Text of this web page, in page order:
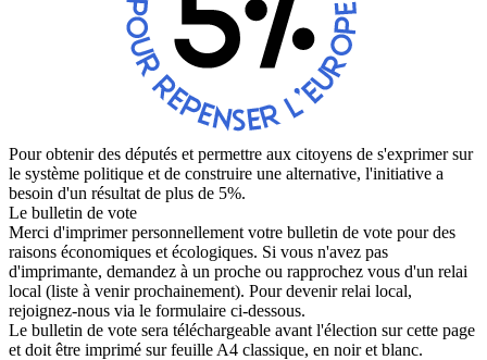
Pour obtenir des députés et permettre aux citoyens de s'exprimer sur
le système politique et de construire une alternative, l'initiative a
besoin d'un résultat de plus de 5%.
Le bulletin de vote
Merci d'imprimer personnellement votre bulletin de vote pour des
raisons économiques et écologiques. Si vous n'avez pas
d'imprimante, demandez à un proche ou rapprochez vous d'un relai
local (liste à venir prochainement). Pour devenir relai local,
rejoignez-nous via le formulaire ci-dessous.
Le bulletin de vote sera téléchargeable avant l'élection sur cette page
et doit être imprimé sur feuille A4 classique, en noir et blanc.